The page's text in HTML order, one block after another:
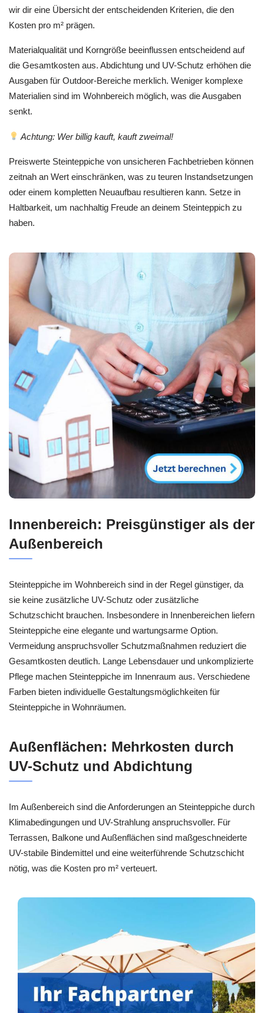
wir dir eine Übersicht der entscheidenden Kriterien, die den
Kosten pro m² prägen.
Materialqualität und Korngröße beeinflussen entscheidend auf
die Gesamtkosten aus. Abdichtung und UV-Schutz erhöhen die
Ausgaben für Outdoor-Bereiche merklich. Weniger komplexe
Materialien sind im Wohnbereich möglich, was die Ausgaben
senkt.
Achtung: Wer billig kauft, kauft zweimal!
Preiswerte Steinteppiche von unsicheren Fachbetrieben können
zeitnah an Wert einschränken, was zu teuren Instandsetzungen
oder einem kompletten Neuaufbau resultieren kann. Setze in
Haltbarkeit, um nachhaltig Freude an deinem Steinteppich zu
haben.
Innenbereich: Preisgünstiger als der
Außenbereich
Steinteppiche im Wohnbereich sind in der Regel günstiger, da
sie keine zusätzliche UV-Schutz oder zusätzliche
Schutzschicht brauchen. Insbesondere in Innenbereichen liefern
Steinteppiche eine elegante und wartungsarme Option.
Vermeidung anspruchsvoller Schutzmaßnahmen reduziert die
Gesamtkosten deutlich. Lange Lebensdauer und unkomplizierte
Pflege machen Steinteppiche im Innenraum aus. Verschiedene
Farben bieten individuelle Gestaltungsmöglichkeiten für
Steinteppiche in Wohnräumen.
Außenflächen: Mehrkosten durch
UV-Schutz und Abdichtung
Im Außenbereich sind die Anforderungen an Steinteppiche durch
Klimabedingungen und UV-Strahlung anspruchsvoller. Für
Terrassen, Balkone und Außenflächen sind maßgeschneiderte
UV-stabile Bindemittel und eine weiterführende Schutzschicht
nötig, was die Kosten pro m² verteuert.